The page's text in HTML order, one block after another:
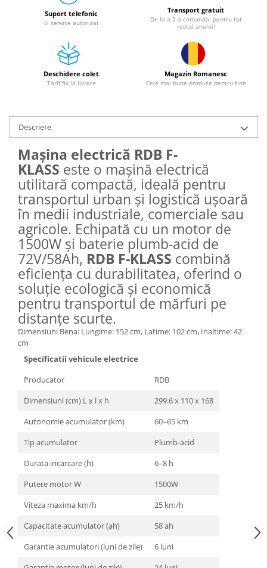
Trimmere electrice
Masini de tuns gazon pe benzina
Incubatoare, oparitoare si
deplumatoare
Aparate de tuns animale
Piese si accesorii aparate de tuns
animale
Tarcuri animale
Semanatori
Masini batut stalpi si accesorii
Roabe & accesorii
Casute gradina si cutii depozitare
Mobilier gradina
Corturi, Prelate si plase de
umbrire
Lopeti zapada
Zdrobitoare si teascuri
Teascuri
Zdrobitoare electrice
Zdrobitoare electrice & manuale
Zdrobitoare manuale
Suflante si aspiratoare exterior
Unelte altoit
Unelte manuale de gradina -
Stropitori
Folie si plase pt plante
Masini de maturat manuale
Suport telefonic
Si service autorizat
Transport gratuit
De la a 2-a comanda, pentru tot
restul anului!
Deschidere colet
Tarif fix la livrare
Magazin Romanesc
Cele mai bune produse pentru tine
Descriere
Mașina electrică RDB F-
KLASS este o mașină electrică
utilitară compactă, ideală pentru
transportul urban și logistică ușoară
în medii industriale, comerciale sau
agricole. Echipată cu un motor de
1500W și baterie plumb-acid de
72V/58Ah, RDB F-KLASS combină
eficiența cu durabilitatea, oferind o
soluție ecologică și economică
pentru transportul de mărfuri pe
distanțe scurte.
Dimensiuni Bena: Lungime: 152 cm, Latime: 102 cm, Inaltime: 42
cm
Specificatii vehicule electrice
Producator
RDB
Dimensiuni (cm) L x l x h
299.6 x 110 x 168
Autonomie acumulator (km)
60–65 km
Tip acumulator
Plumb-acid
Durata incarcare (h)
6–8 h
Putere motor W
1500W
Viteza maxima km/h
25 km/h
Capacitate acumulator (ah)
58 ah
Garantie acumulatori (luni de zile)
6 luni